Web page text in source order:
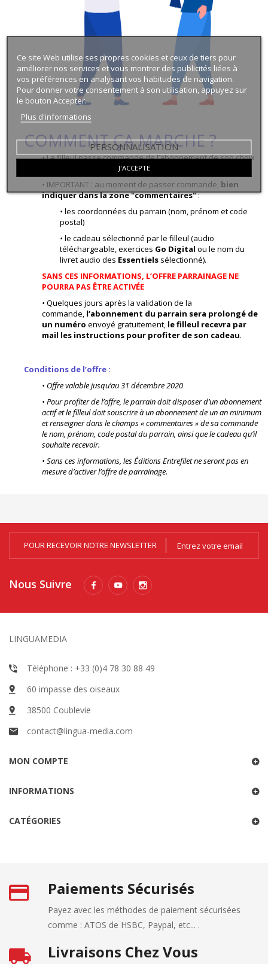
COMMENT ÇA MARCHE ?
•Le filleul passe commande de l’abonnement de son choix
sur le site www.goenglish.fr.
• IMPORTANT : au moment de passer commande, bien
indiquer dans la zone "commentaires":
• les coordonnées du parrain (nom,prénom et code
postal)
• le cadeau sélectionné par le filleul (audio
téléchargeable, exercices Go Digital ou le nom du
livret audio des Essentiels sélectionné).
SANS CES INFORMATIONS, L’OFFRE PARRAINAGE NE
POURRA PAS ÊTRE ACTIVÉE
• Quelques jours après la validation de la
commande, l’abonnement du parrain sera prolongé de
un numéro envoyé gratuitement, le filleul recevra par
mail les instructions pour profiter de son cadeau.
Conditions de l’offre :
• Offre valable jusqu’au 31 décembre 2020
• Pour profiter de l’offre, le parrain doit disposer d’un abonnement
actif et le filleul doit souscrire à un abonnement de un an minimum
et renseigner dans le champs « commentaires » de sa commande
le nom, prénom, code postal du parrain, ainsi que le cadeau qu’il
souhaite recevoir.
• Sans ces informations, les Éditions Entrefilet ne seront pas en
mesure d’activer l’offre de parrainage.
Ce site Web utilise ses propres cookies et ceux de tiers pour
améliorer nos services et vous montrer des publicités liées à
vos préférences en analysant vos habitudes de navigation.
Pour donner votre consentement à son utilisation, appuyez sur
le bouton Accepter.
Plus d'informations
PERSONNALISATION
J'ACCEPTE
POUR RECEVOIR NOTRE NEWSLETTER
Nous Suivre
LINGUAMEDIA
Téléphone : +33 (0)4 78 30 88 49
60 impasse des oiseaux
38500 Coublevie
contact@lingua-media.com
MON COMPTE
INFORMATIONS
CATÉGORIES
Paiements Sécurisés
Payez avec les méthodes de paiement sécurisées
comme : ATOS de HSBC, Paypal, etc... .
Livraisons Chez Vous